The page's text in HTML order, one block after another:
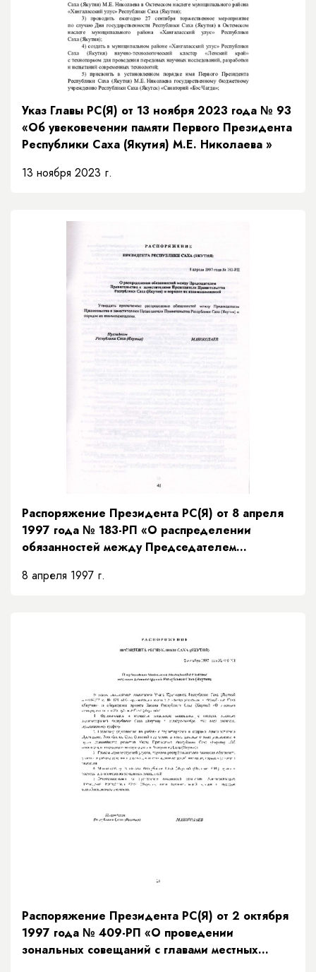
Указ Главы РС(Я) от 13 ноября 2023 года № 93
«Об увековечении памяти Первого Президента
Республики Саха (Якутия) М.Е. Николаева »
13 ноября 2023 г.
Распоряжение Президента РС(Я) от 8 апреля
1997 года № 183-РП «О распределении
обязанностей между Председателем
Правительства Республики Саха (Якутия) и
8 апреля 1997 г.
Распоряжение Президента РС(Я) от 2 октября
1997 года № 409-РП «О проведении
зональных совещаний с главами местных